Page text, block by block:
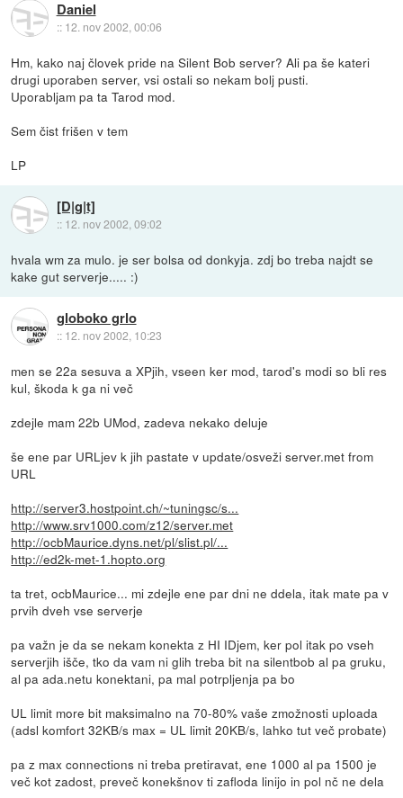
Daniel
:: 12. nov 2002, 00:06
Hm, kako naj človek pride na Silent Bob server? Ali pa še kateri
drugi uporaben server, vsi ostali so nekam bolj pusti.
Uporabljam pa ta Tarod mod.
Sem čist frišen v tem
LP
[D|g|t]
:: 12. nov 2002, 09:02
hvala wm za mulo. je ser bolsa od donkyja. zdj bo treba najdt se
kake gut serverje..... :)
globoko grlo
:: 12. nov 2002, 10:23
men se 22a sesuva a XPjih, vseen ker mod, tarod's modi so bli res
kul, škoda k ga ni več
zdejle mam 22b UMod, zadeva nekako deluje
še ene par URLjev k jih pastate v update/osveži server.met from
URL
http://server3.hostpoint.ch/~tuningsc/s...
http://www.srv1000.com/z12/server.met
http://ocbMaurice.dyns.net/pl/slist.pl/...
http://ed2k-met-1.hopto.org
ta tret, ocbMaurice... mi zdejle ene par dni ne ddela, itak mate pa v
prvih dveh vse serverje
pa važn je da se nekam konekta z HI IDjem, ker pol itak po vseh
serverjih išče, tko da vam ni glih treba bit na silentbob al pa gruku,
al pa ada.netu konektani, pa mal potrpljenja pa bo
UL limit more bit maksimalno na 70-80% vaše zmožnosti uploada
(adsl komfort 32KB/s max = UL limit 20KB/s, lahko tut več probate)
pa z max connections ni treba pretiravat, ene 1000 al pa 1500 je
več kot zadost, preveč konekšnov ti zafloda linijo in pol nč ne dela